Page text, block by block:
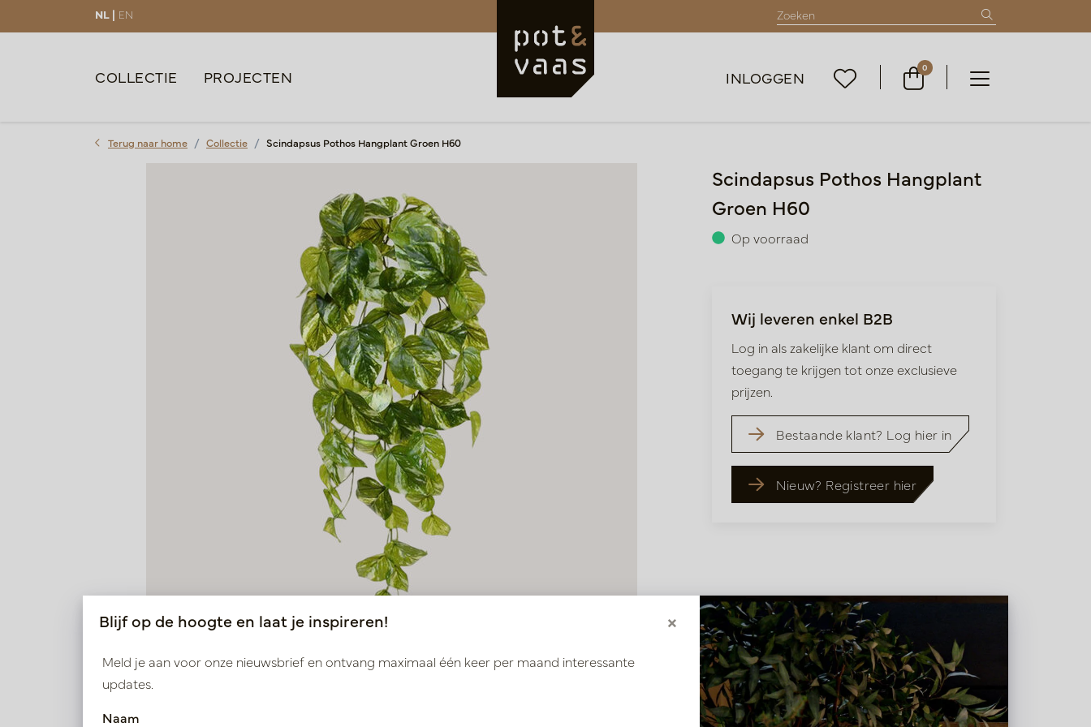
NL | EN
COLLECTIE PROJECTEN INLOGGEN 0
Terug naar home Collectie Scindapsus Pothos Hangplant Groen H60
Scindapsus Pothos Hangplant
Groen H60
Op voorraad
Wij leveren enkel B2B
Log in als zakelijke klant om direct
toegang te krijgen tot onze exclusieve
prijzen.
Bestaande klant? Log hier in
Nieuw? Registreer hier
Blijf op de hoogte en laat je inspireren! ×
Meld je aan voor onze nieuwsbrief en ontvang maximaal één keer per maand interessante
updates.
Naam